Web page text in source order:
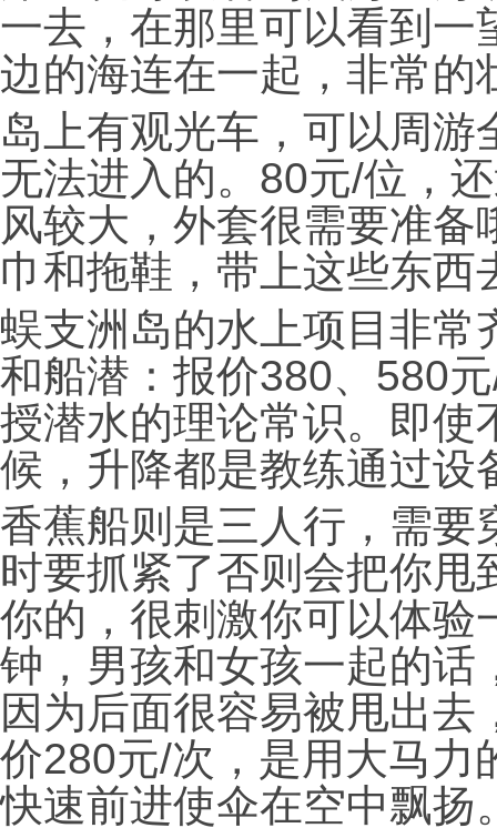
一去，在那里可以看到一
边的海连在一起，非常的
岛上有观光车，可以周
无法进入的。80元/位，
风较大，外套很需要准
巾和拖鞋，带上这些东西
蜈支洲岛的水上项目非常
和船潜：报价380、580
授潜水的理论常识。即使
候，升降都是教练通过设
香蕉船则是三人行，需要
时要抓紧了否则会把你
你的，很刺激你可以体
钟，男孩和女孩一起的话
因为后面很容易被甩出
价280元/次，是用大马力
快速前进使伞在空中飘扬